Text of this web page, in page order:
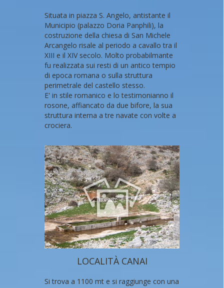
Situata in piazza S. Angelo, antistante il
Municipio (palazzo Doria Panphili), la
costruzione della chiesa di San Michele
Arcangelo risale al periodo a cavallo tra il
XIII e il XIV secolo. Molto probabilmante
fu realizzata sui resti di un antico tempio
di epoca romana o sulla struttura
perimetrale del castello stesso.
E' in stile romanico e lo testimonianno il
rosone, affiancato da due bifore, la sua
struttura interna a tre navate con volte a
crociera.
LOCALITÀ CANAI
Si trova a 1100 mt e si raggiunge con una